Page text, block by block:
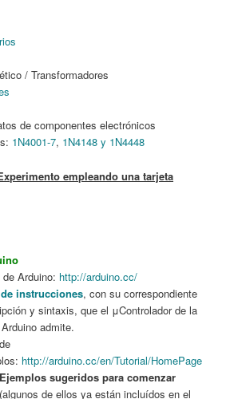
/ Transformadores
de componentes electrónicos
1N4001-7, 1N4148 y 1N4448
empleando una tarjeta
Arduino: http://arduino.cc/
instrucciones, con su correspondiente
y sintaxis, que el μControlador de la
admite.
http://arduino.cc/en/Tutorial/HomePage
Ejemplos sugeridos para comenzar
(algunos de ellos ya están incluídos en el